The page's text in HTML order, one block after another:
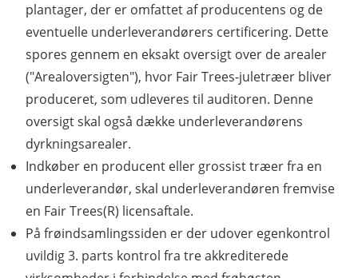
plantager, der er omfattet af producentens og de
eventuelle underleverandørers certificering. Dette
spores gennem en eksakt oversigt over de arealer
("Arealoversigten"), hvor Fair Trees-juletræer bliver
produceret, som udleveres til auditoren. Denne
oversigt skal også dække underleverandørens
dyrkningsarealer.
Indkøber en producent eller grossist træer fra en
underleverandør, skal underleverandøren fremvise
en Fair Trees(R) licensaftale.
På frøindsamlingssiden er der udover egenkontrol
uvildig 3. parts kontrol fra tre akkrediterede